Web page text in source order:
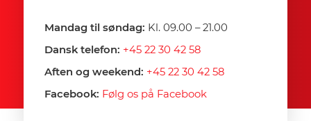
Mandag til søndag: Kl. 09.00 – 21.00
Dansk telefon: +45 22 30 42 58
Aften og weekend: +45 22 30 42 58
Facebook: Følg os på Facebook